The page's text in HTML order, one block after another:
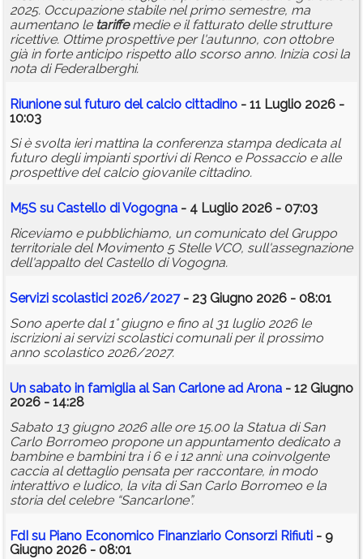
2025. Occupazione stabile nel primo semestre, ma
aumentano le tariffemedie e il fatturato delle strutture
ricettive. Ottime prospettive per l'autunno, con ottobre
già in forte anticipo rispetto allo scorso anno. Inizia così la
nota di Federalberghi.
Riunione sul futuro del calcio cittadino - 11 Luglio 2026 -
10:03
Si è svolta ieri mattina la conferenza stampa dedicata al
futuro degli impianti sportivi di Renco e Possaccio e alle
prospettive del calcio giovanile cittadino.
M5S su Castello di Vogogna - 4 Luglio 2026 - 07:03
Riceviamo e pubblichiamo, un comunicato del Gruppo
territoriale del Movimento 5 Stelle VCO, sull'assegnazione
dell'appalto del Castello di Vogogna.
Servizi scolastici 2026/2027- 23 Giugno 2026 - 08:01
Sono aperte dal 1° giugno e fino al 31 luglio 2026 le
iscrizioni ai servizi scolastici comunali per il prossimo
anno scolastico 2026/2027.
Un sabato in famiglia al San Carlone ad Arona - 12 Giugno
2026 - 14:28
Sabato 13 giugno 2026 alle ore 15.00 la Statua di San
Carlo Borromeo propone un appuntamento dedicato a
bambine e bambini tra i 6 e i 12 anni: una coinvolgente
caccia al dettaglio pensata per raccontare, in modo
interattivo e ludico, la vita di San Carlo Borromeo e la
storia del celebre “Sancarlone”.
FdI su Piano Economico Finanziario Consorzi Rifiuti - 9
Giugno 2026 - 08:01